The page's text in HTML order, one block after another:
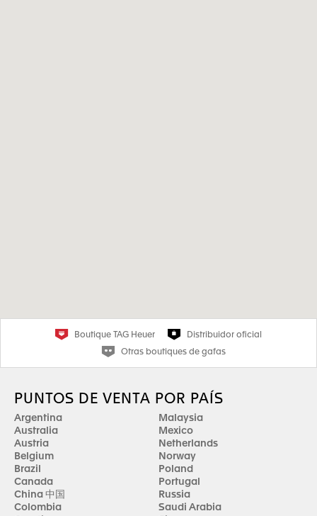
Boutique TAG Heuer
Distribuidor oficial
Otras boutiques de gafas
PUNTOS DE VENTA POR PAÍS
Argentina
Australia
Austria
Belgium
Brazil
Canada
China 中国
Colombia
Malaysia
Mexico
Netherlands
Norway
Poland
Portugal
Russia
Saudi Arabia